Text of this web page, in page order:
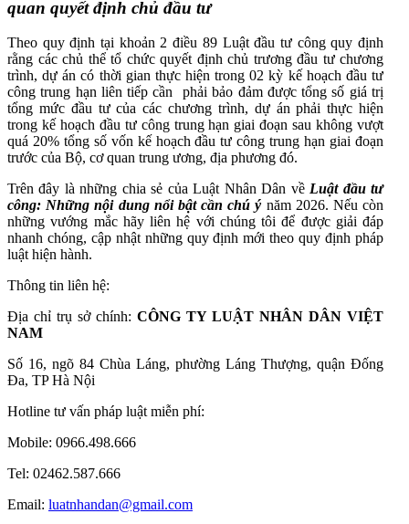
quan quyết định chủ đầu tư
Theo quy định tại khoản 2 điều 89 Luật đầu tư công quy định
rằng các chủ thể tổ chức quyết định chủ trương đầu tư chương
trình, dự án có thời gian thực hiện trong 02 kỳ kế hoạch đầu tư
công trung hạn liên tiếp cần phải bảo đảm được tổng số giá trị
tổng mức đầu tư của các chương trình, dự án phải thực hiện
trong kế hoạch đầu tư công trung hạn giai đoạn sau không vượt
quá 20% tổng số vốn kế hoạch đầu tư công trung hạn giai đoạn
trước của Bộ, cơ quan trung ương, địa phương đó.
Trên đây là những chia sẻ của Luật Nhân Dân về Luật đầu tư
công: Những nội dung nổi bật cần chú ý năm 2026. Nếu còn
những vướng mắc hãy liên hệ với chúng tôi để được giải đáp
nhanh chóng, cập nhật những quy định mới theo quy định pháp
luật hiện hành.
Thông tin liên hệ:
Địa chỉ trụ sở chính: CÔNG TY LUẬT NHÂN DÂN VIỆT
NAM
Số 16, ngõ 84 Chùa Láng, phường Láng Thượng, quận Đống
Đa, TP Hà Nội
Hotline tư vấn pháp luật miễn phí:
Mobile: 0966.498.666
Tel: 02462.587.666
Email: luatnhandan@gmail.com